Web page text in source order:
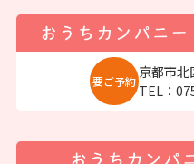
要ご予約
京都市北
TEL：